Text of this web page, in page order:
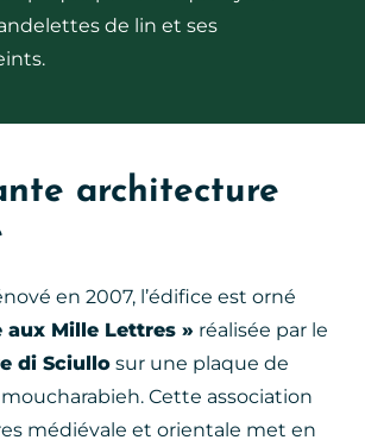
de lin et ses
architecture
en 2007, l’édifice est orné
aux Mille Lettres » réalisée par le
di Sciullo sur une plaque de
Cette association
médiévale et orientale met en